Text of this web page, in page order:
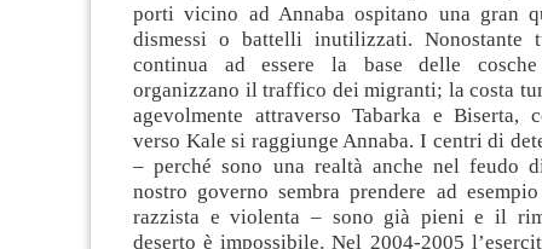
porti vicino ad Annaba ospitano una gran
dismessi o battelli inutilizzati. Nonostante
continua ad essere la base delle
organizzano il traffico dei migranti; la costa
agevolmente attraverso Tabarka e Biserta,
verso Kale si raggiunge Annaba. I centri di
– perché sono una realtà anche nel feudo
nostro governo sembra prendere ad
razzista e violenta – sono già pieni e il
deserto è impossibile. Nel 2004-2005